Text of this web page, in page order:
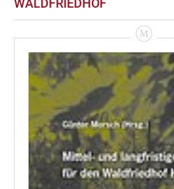
WALDFRIEDHOF